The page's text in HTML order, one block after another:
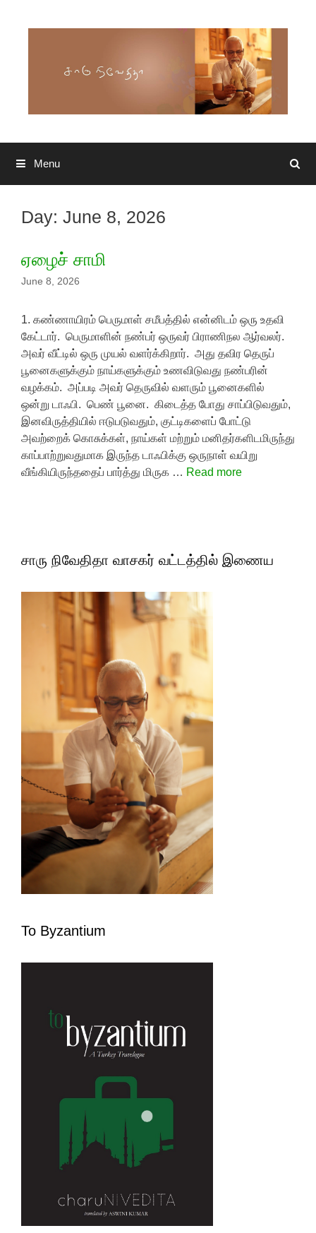
Search
Menu
Day: June 8, 2026
ஏழைச் சாமி
June 8, 2026
1. கண்ணாயிரம் பெருமாள் சமீபத்தில் என்னிடம் ஒரு உதவி
கேட்டார். பெருமாளின் நண்பர் ஒருவர் பிராணிநல ஆர்வலர்.
அவர் வீட்டில் ஒரு முயல் வளர்க்கிறார். அது தவிர தெருப்
பூனைகளுக்கும் நாய்களுக்கும் உணவிடுவது நண்பரின்
வழக்கம். அப்படி அவர் தெருவில் வளரும் பூனைகளில்
ஒன்று டாஃபி. பெண் பூனை. கிடைத்த போது சாப்பிடுவதும்,
இனவிருத்தியில் ஈடுபடுவதும், குட்டிகளைப் போட்டு
அவற்றைக் கொசுக்கள், நாய்கள் மற்றும் மனிதர்களிடமிருந்து
காப்பாற்றுவதுமாக இருந்த டாஃபிக்கு ஒருநாள் வயிறு
வீங்கியிருந்ததைப் பார்த்து மிருக … Read more
சாரு நிவேதிதா வாசகர் வட்டத்தில் இணைய
To Byzantium